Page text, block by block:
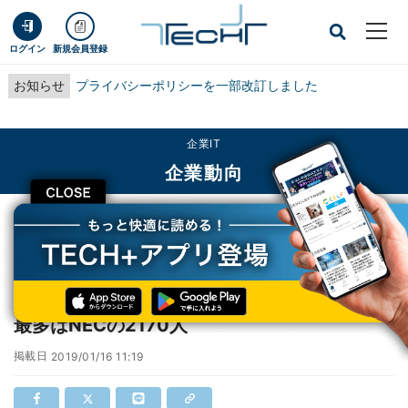
ログイン 新規会員登録
お知らせ プライバシーポリシーを一部改訂しました
CLOSE
企業IT
企業動向
TECH+ 企業IT
企業動向
2018年上場企業「希望・早期退職者募集」、最多はNECの2170人
2018年上場企業「希望・早期退職者募集」、
最多はNECの2170人
掲載日 2019/01/16 11:19